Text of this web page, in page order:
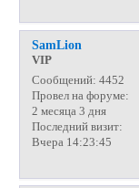
SamLion
VIP
Сообщений: 4452
Провел на форуме:
2 месяца 3 дня
Последний визит:
Вчера 14:23:45